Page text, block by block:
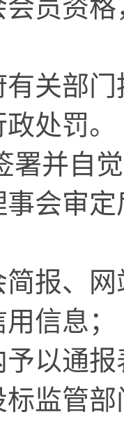
会员资
有关部
处罚。
署并自
会审
简报、
信息；
予以通
标监管